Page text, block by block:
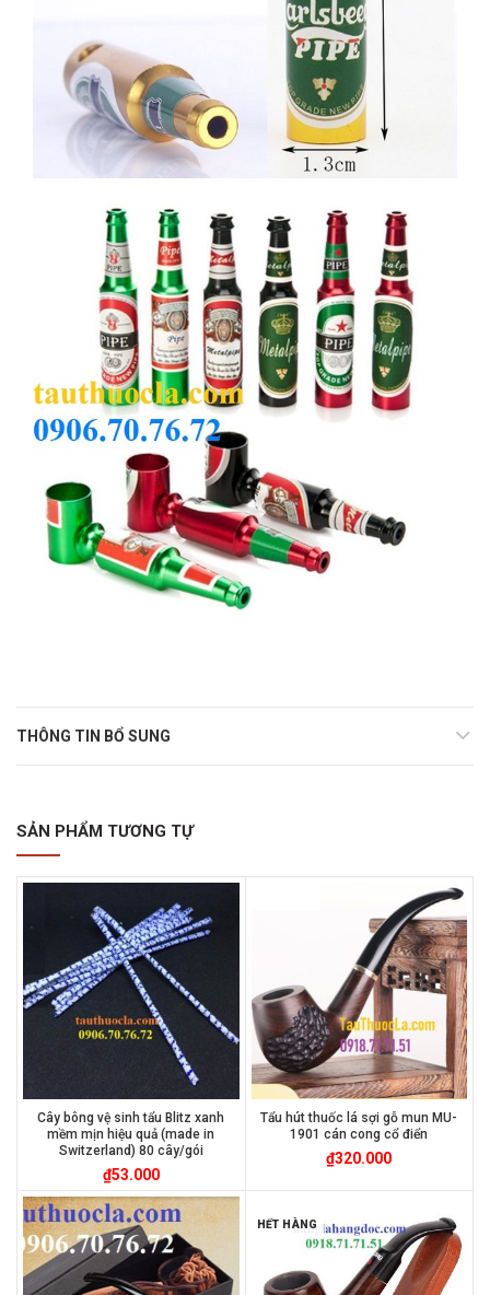
THÔNG TIN BỔ SUNG
SẢN PHẨM TƯƠNG TỰ
Cây bông vệ sinh tẩu Blitz xanh
mềm mịn hiệu quả (made in
Switzerland) 80 cây/gói
₫53.000
Tẩu hút thuốc lá sợi gỗ mun MU-
1901 cán cong cổ điển
₫320.000
HẾT HÀNG